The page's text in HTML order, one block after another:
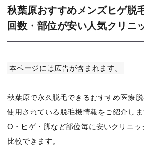
秋葉原おすすめメンズヒゲ脱
回数・部位が安い人気クリニ
本ページには広告が含まれます。
秋葉原で永久脱毛できるおすすめ医療脱
使用されている脱毛機情報をご紹介し
O・ヒゲ・脚など部位毎に安いクリニ
比較できます。